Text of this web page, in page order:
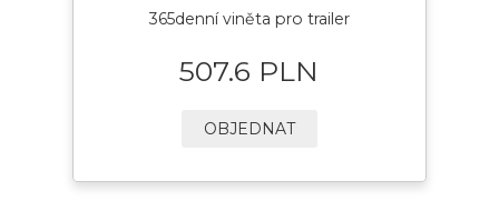
365denní viněta pro trailer
507.6 PLN
OBJEDNAT